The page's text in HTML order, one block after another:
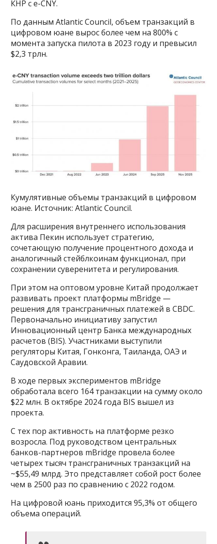
КНР с e-CNY.
По данным Atlantic Council, объем транзакций в
цифровом юане вырос более чем на 800% с
момента запуска пилота в 2023 году и превысил
$2,3 трлн.
Кумулятивные объемы транзакций в цифровом
юане. Источник: Atlantic Council.
Для расширения внутреннего использования
актива Пекин использует стратегию,
сочетающую получение процентного дохода и
аналогичный стейблкоинам функционал, при
сохранении суверенитета и регулирования.
При этом на оптовом уровне Китай продолжает
развивать проект платформы mBridge —
решения для трансграничных платежей в CBDC.
Первоначально инициативу запустил
Инновационный центр Банка международных
расчетов (BIS). Участниками выступили
регуляторы Китая, Гонконга, Таиланда, ОАЭ и
Саудовской Аравии.
В ходе первых экспериментов mBridge
обработала всего 164 транзакции на сумму около
$22 млн. В октябре 2024 года BIS вышел из
проекта.
С тех пор активность на платформе резко
возросла. Под руководством центральных
банков-партнеров mBridge провела более
четырех тысяч трансграничных транзакций на
~$55,49 млрд. Это представляет собой рост более
чем в 2500 раз по сравнению с 2022 годом.
На цифровой юань приходится 95,3% от общего
объема операций.